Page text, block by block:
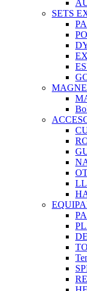
SETS